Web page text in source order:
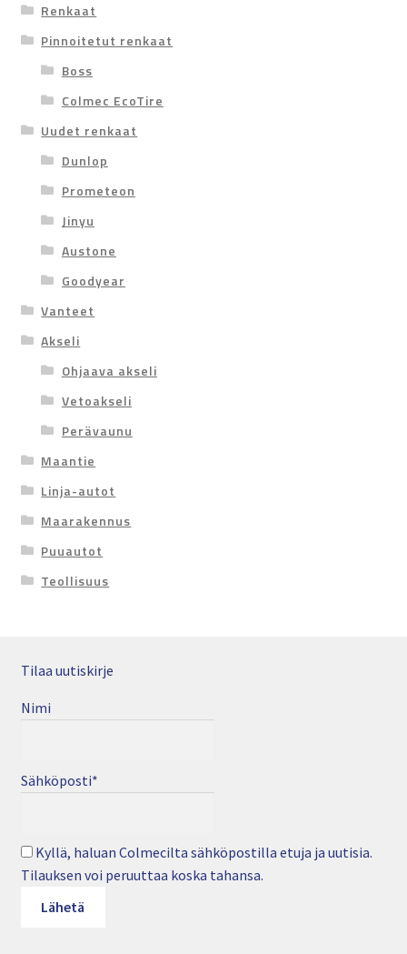
Renkaat
Pinnoitetut renkaat
Boss
Colmec EcoTire
Uudet renkaat
Dunlop
Prometeon
Jinyu
Austone
Goodyear
Vanteet
Akseli
Ohjaava akseli
Vetoakseli
Perävaunu
Maantie
Linja-autot
Maarakennus
Puuautot
Teollisuus
Tilaa uutiskirje
Nimi
Sähköposti*
Kyllä, haluan Colmecilta sähköpostilla etuja ja uutisia.
Tilauksen voi peruuttaa koska tahansa.